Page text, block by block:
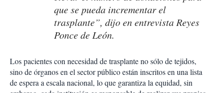
que se pueda incrementar el
trasplante”, dijo en entrevista Reyes
Ponce de León.
Los pacientes con necesidad de trasplante no sólo de tejidos,
sino de órganos en el sector público están inscritos en una lista
de espera a escala nacional, lo que garantiza la equidad, sin